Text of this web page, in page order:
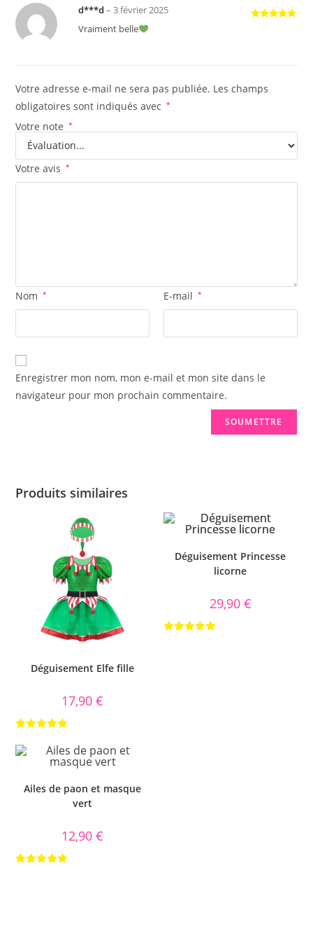
d***d– 3 février 2025
Vraiment belle
Votre adresse e-mail ne sera pas publiée. Les champs
obligatoires sont indiqués avec
*
Votre note *
Votre avis *
Nom * E-mail *
Enregistrer mon nom, mon e-mail et mon site dans le
navigateur pour mon prochain commentaire.
Produits similaires
Déguisement Elfe fille
17,90€
sur 5
Déguisement Princesse
licorne
29,90 €
Ailes de paon et masque
vert
12,90€